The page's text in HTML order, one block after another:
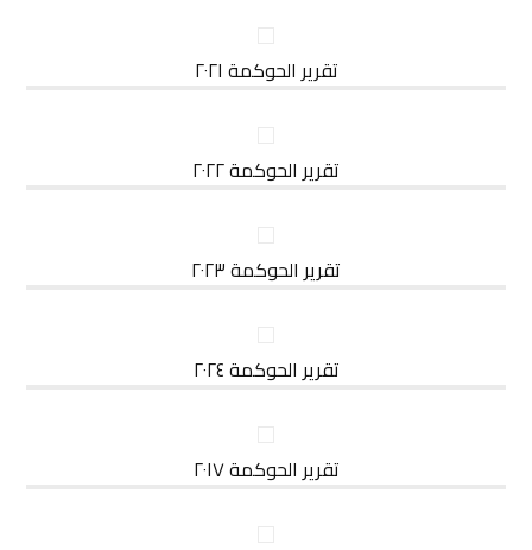
تقرير الحوكمة ٢٠٢١
تقرير الحوكمة ٢٠٢٢
تقرير الحوكمة ٢٠٢٣
تقرير الحوكمة ٢٠٢٤
تقرير الحوكمة ٢٠١٧